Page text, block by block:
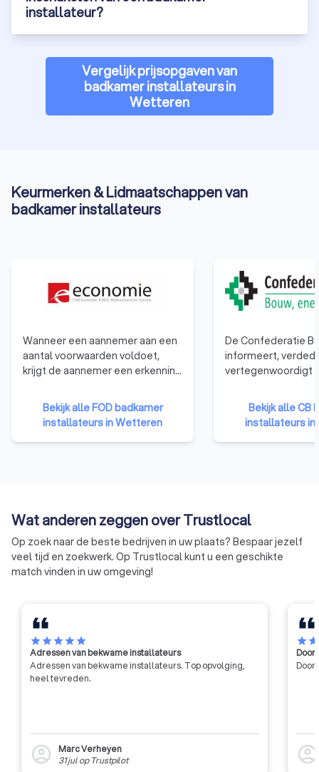
ideale badkamer installateur uit Wetteren om uw klus tot een
Bij Trustlocal vindt u de badkamer installateur in Wetteren
voor u die aansluit bij uw wensen en budget. Zo kunt u
genieten van een prachtig afgewerkte badkamer die aan al uw
installateur?
Vergelijk prijsopgaven van
badkamer installateurs in
Wetteren
Keurmerken & Lidmaatschappen van
badkamer installateurs
Wanneer een aannemer aan een
aantal voorwaarden voldoet,
krijgt de aannemer een erkenning
minister op advies van de
federale erkenningscommissie.
De erkenning geeft aan de
aanbestedende overheden het
kwaliteitslabel.
Bekijk alle FOD badkamer
installateurs in Wetteren
De Confederatie
informeert,
vertegenwoordigt
éénmanszaken
bedrijven. De
vertegenwoordigt
ondernemingen
Bekijk alle CB
installateurs
Wat anderen zeggen over Trustlocal
Op zoek naar de beste bedrijven in uw plaats? Bespaar jezelf
veel tijd en zoekwerk. Op Trustlocal kunt u een geschikte
match vinden in uw omgeving!
starstarstarstarstar
Adressen van bekwame installateurs
Adressen van bekwame installateurs. Top opvolging,
heel tevreden.
account_circle
Marc Verheyen
31 julop Trustpilot
starstar
Door
Door
account_circle